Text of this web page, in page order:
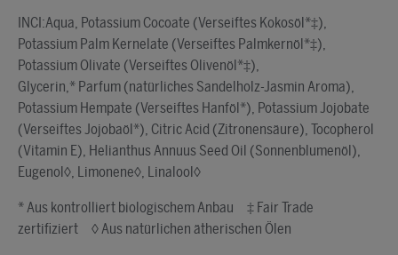
INCI:Aqua, Potassium Cocoate (Verseiftes Kokosöl*‡),
Potassium Palm Kernelate (Verseiftes Palmkernöl*‡),
Potassium Olivate (Verseiftes Olivenöl*‡),
Glycerin,* Parfum (natürliches Sandelholz-Jasmin Aroma),
Potas­sium Hempate (Verseiftes Hanföl*), Potassium Jojobate
(Verseiftes Jojobaöl*), Citric Acid (Zitronensäure), Tocopherol
(Vitamin E), Helianthus Annuus Seed Oil (Sonnenblumenöl),
Eugenol◊, Limonene◊, Linalool◊
* Aus kontrolliert biologischem Anbau ‡ Fair Trade
zertifiziert ◊ Aus natürlichen ätherischen Ölen